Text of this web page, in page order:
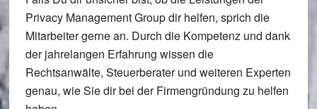
Privacy Management Group dir helfen, sprich die
Mitarbeiter gerne an. Durch die Kompetenz und dank
der jahrelangen Erfahrung wissen die
Rechtsanwälte, Steuerberater und weiteren Experten
genau, wie Sie dir bei der Firmengründung zu helfen